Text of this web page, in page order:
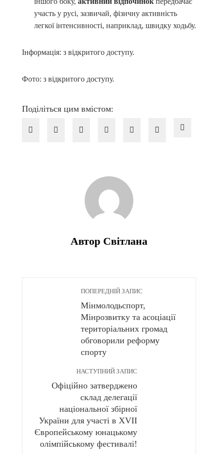
участь у русі, зазвичай, фізичну активність
легкої інтенсивності, наприклад, швидку ходьбу.
Інформація: з відкритого доступу.
Фото: з відкритого доступу.
Поділіться цим вмістом:
Автор Світлана
ПОПЕРЕДНІЙ ЗАПИС
Мінмолодьспорт,
Мінрозвитку та асоціації
територіальних громад
обговорили реформу
спорту
НАСТУПНИЙ ЗАПИС
Офіційно затверджено
склад делегації
національної збірної
України для участі в XVII
Європейському юнацькому
олімпійському фестивалі!